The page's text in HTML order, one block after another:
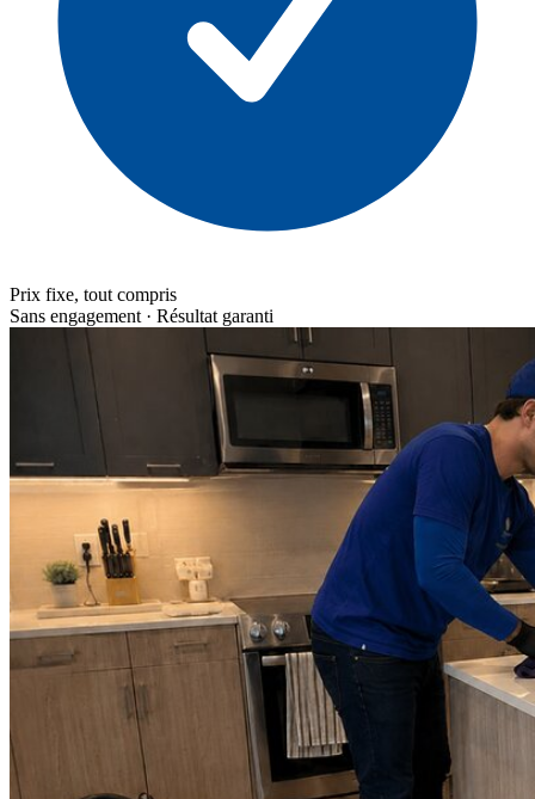
Prix fixe, tout compris
Sans engagement · Résultat garanti